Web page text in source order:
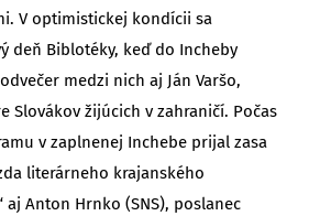
V optimistickej kondícii sa
deň Biblotéky, keď do Incheby
medzi nich aj Ján Varšo,
Slovákov žijúcich v zahraničí. Počas
v zaplnenej Inchebe prijal zasa
literárneho krajanského
aj Anton Hrnko (SNS), poslanec